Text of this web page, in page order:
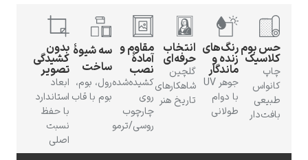
ادگار دگا
حس بوم
کلاسیک
چاپ
کانواس
طبیعی
بافت‌دار
رنگ‌های
زنده و
ماندگار
جوهر UV
با دوام
طولانی
انتخاب
حرفه‌ای
گلچین
شاهکارهای
تاریخ هنر
مقاوم و
آمادهٔ
نصب
کشیده‌شده
روی
چارچوب
روسی/ترمو
سه شیوهٔ
ساخت
رول، بوم،
بوم با قاب
بدون
کشیدگی
تصویر
ابعاد
استاندارد
با حفظ
نسبت
اصلی